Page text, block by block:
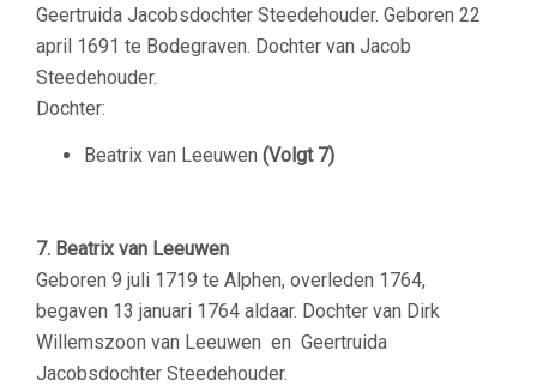
Geertruida Jacobsdochter Steedehouder. Geboren 22
april 1691 te Bodegraven. Dochter van Jacob
Steedehouder.
Dochter:
Beatrix van Leeuwen (Volgt 7)
7. Beatrix van Leeuwen
Geboren 9 juli 1719 te Alphen, overleden 1764,
begaven 13 januari 1764 aldaar. Dochter van Dirk
Willemszoon van Leeuwen en Geertruida
Jacobsdochter Steedehouder.